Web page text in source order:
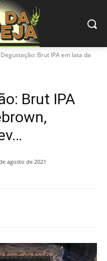
Brut IPA em lata da
Brut IPA
agosto de 2021